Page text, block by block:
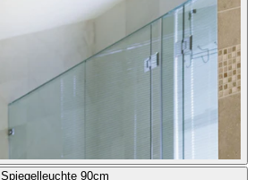
Spiegelleuchte 90cm